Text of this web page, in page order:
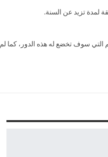
لمدة تزيد عن السنة.
التي سوف تخضع له هذه الدور، كما لم